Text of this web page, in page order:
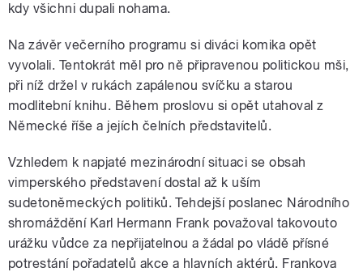
kdy všichni dupali nohama.
Na závěr večerního programu si diváci komika opět
vyvolali. Tentokrát měl pro ně připravenou politickou mši,
při níž držel v rukách zapálenou svíčku a starou
modlitební knihu. Během proslovu si opět utahoval z
Německé říše a jejích čelních představitelů.
Vzhledem k napjaté mezinárodní situaci se obsah
vimperského představení dostal až k uším
sudetoněmeckých politiků. Tehdejší poslanec Národního
shromáždění Karl Hermann Frank považoval takovouto
urážku vůdce za nepřijatelnou a žádal po vládě přísné
potrestání pořadatelů akce a hlavních aktérů. Frankova